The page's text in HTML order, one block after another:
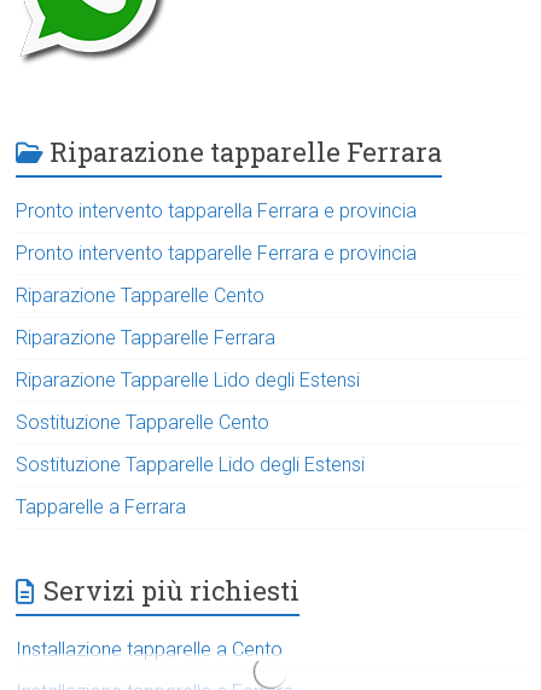
Riparazione tapparelle Ferrara
Pronto intervento tapparella Ferrara e provincia
Pronto intervento tapparelle Ferrara e provincia
Riparazione Tapparelle Cento
Riparazione Tapparelle Ferrara
Riparazione Tapparelle Lido degli Estensi
Sostituzione Tapparelle Cento
Sostituzione Tapparelle Lido degli Estensi
Tapparelle a Ferrara
Servizi più richiesti
Installazione tapparelle a Cento